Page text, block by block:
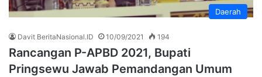
Daerah
Davit BeritaNasional.ID 10/09/2021 194
Rancangan P-APBD 2021, Bupati
Pringsewu Jawab Pemandangan Umum